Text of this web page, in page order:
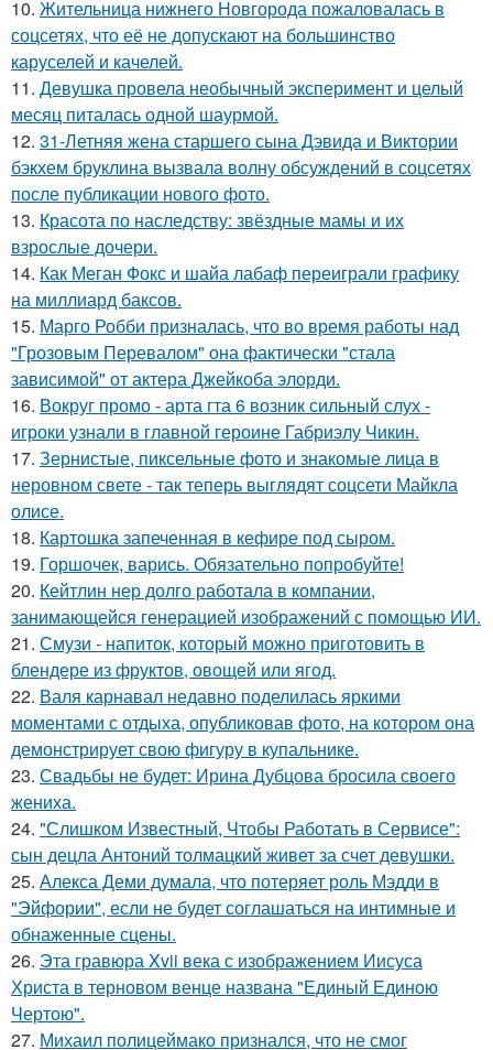
10. Жительница нижнего Новгорода пожаловалась в
соцсетях, что её не допускают на большинство
каруселей и качелей.
11. Девушка провела необычный эксперимент и целый
месяц питалась одной шаурмой.
12. 31-Летняя жена старшего сына Дэвида и Виктории
бэкхем бруклина вызвала волну обсуждений в соцсетях
после публикации нового фото.
13. Красота по наследству: звёздные мамы и их
взрослые дочери.
14. Как Меган Фокс и шайа лабаф переиграли графику
на миллиард баксов.
15. Марго Робби призналась, что во время работы над
"Грозовым Перевалом" она фактически "стала
зависимой" от актера Джейкоба элорди.
16. Вокруг промо - арта гта 6 возник сильный слух -
игроки узнали в главной героине Габриэлу Чикин.
17. Зернистые, пиксельные фото и знакомые лица в
неровном свете - так теперь выглядят соцсети Майкла
олисе.
18. Картошка запеченная в кефире под сыром.
19. Горшочек, варись. Обязательно попробуйте!
20. Кейтлин нер долго работала в компании,
занимающейся генерацией изображений с помощью ИИ.
21. Смузи - напиток, который можно приготовить в
блендере из фруктов, овощей или ягод.
22. Валя карнавал недавно поделилась яркими
моментами с отдыха, опубликовав фото, на котором она
демонстрирует свою фигуру в купальнике.
23. Свадьбы не будет: Ирина Дубцова бросила своего
жениха.
24. "Слишком Известный, Чтобы Работать в Сервисе":
сын децла Антоний толмацкий живет за счет девушки.
25. Алекса Деми думала, что потеряет роль Мэдди в
"Эйфории", если не будет соглашаться на интимные и
обнаженные сцены.
26. Эта гравюра Xvii века с изображением Иисуса
Христа в терновом венце названа "Единый Единою
Чертою".
27. Михаил полицеймако признался, что не смог